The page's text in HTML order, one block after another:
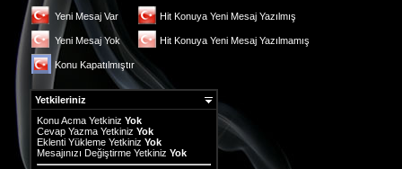
Yeni Mesaj Var Hit Konuya Yeni Mesaj Yazılmış
Yeni Mesaj Yok Hit Konuya Yeni Mesaj Yazılmamış
Konu Kapatılmıştır
Yetkileriniz
Konu Acma Yetkiniz Yok
Cevap Yazma Yetkiniz Yok
Eklenti Yükleme Yetkiniz Yok
Mesajınızı Değiştirme Yetkiniz Yok